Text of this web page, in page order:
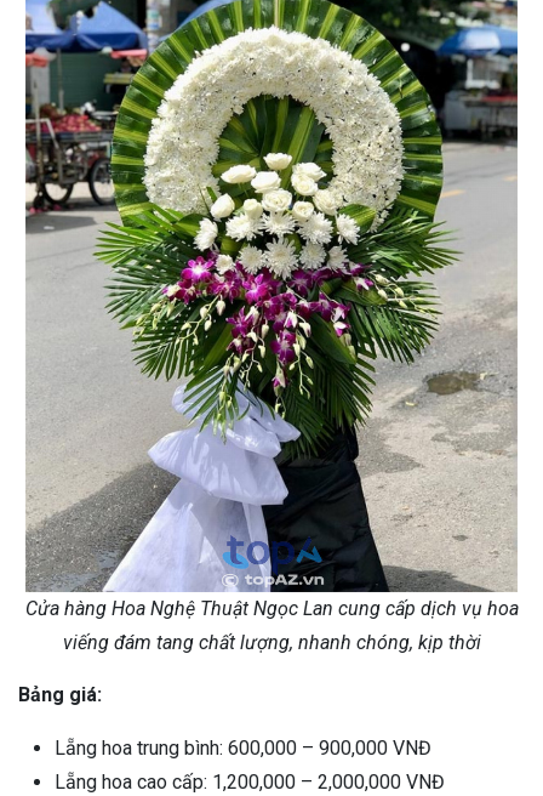
Cửa hàng Hoa Nghệ Thuật Ngọc Lan cung cấp dịch vụ hoa
viếng đám tang chất lượng, nhanh chóng, kịp thời
Bảng giá:
Lẵng hoa trung bình: 600,000 – 900,000 VNĐ
Lẵng hoa cao cấp: 1,200,000 – 2,000,000 VNĐ